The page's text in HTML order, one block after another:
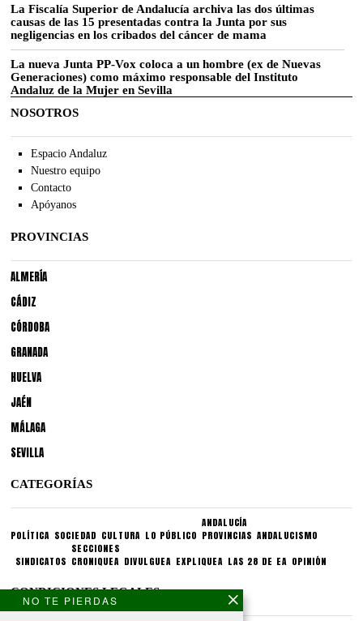
La Fiscalía Superior de Andalucía archiva las dos últimas
causas de las 15 presentadas contra la Junta por sus
negligencias en los cribados del cáncer de mama
La nueva Junta PP-Vox coloca a un hombre (ex de Nuevas
Generaciones) como máximo responsable del Instituto
Andaluz de la Mujer en Sevilla
NOSOTROS
Espacio Andaluz
Nuestro equipo
Contacto
Apóyanos
PROVINCIAS
ALMERÍA
CÁDIZ
CÓRDOBA
GRANADA
HUELVA
JAÉN
MÁLAGA
SEVILLA
CATEGORÍAS
POLÍTICA SOCIEDAD CULTURA LO PÚBLICO
ANDALUCÍA
PROVINCIAS ANDALUCISMO
SINDICATOS
SECCIONES
CRONIQUEA DIVULGUEA EXPLIQUEA LAS 28 DE EA OPINIÓN
CONDICIONES LEGALES
NO TE PIERDAS